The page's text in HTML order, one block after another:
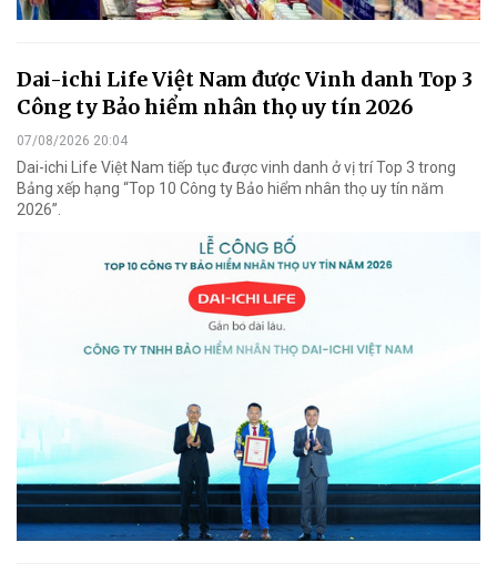
Dai-ichi Life Việt Nam được Vinh danh Top 3
Công ty Bảo hiểm nhân thọ uy tín 2026
07/08/2026 20:04
Dai-ichi Life Việt Nam tiếp tục được vinh danh ở vị trí Top 3 trong
Bảng xếp hạng “Top 10 Công ty Bảo hiểm nhân thọ uy tín năm
2026”.